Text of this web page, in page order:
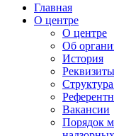
Главная
О центре
О центре
Об
История
Реквизиты
Вакансии
Порядок